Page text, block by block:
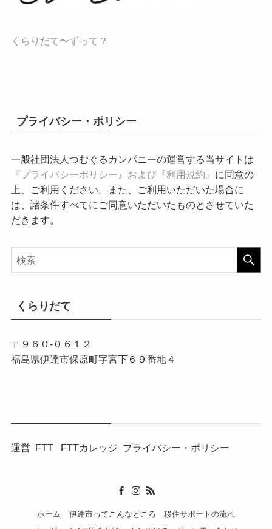
くらりだて〜ずって？
プライバシー・ポリシー
一般社団法人つむぐるカンパニーの運営する当サイトは
『プライバシーポリシー』および『利用規約』 に同意の
上、ご利用ください。また、ご利用いただいた場合に
は、諸条件すべてにご同意いただいたものとさせていた
だきます。
くらりだて
〒９６０-０６１２
福島県伊達市保原町字宮下６９番地４
運営 FTT FTTカレッジ プライバシー・ポリシー
ホーム 伊達市ってこんなところ
移住サポートの流れ